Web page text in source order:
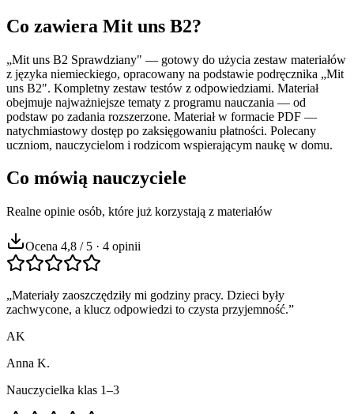
Co zawiera Mit uns B2?
„Mit uns B2 Sprawdziany" — gotowy do użycia zestaw materiałów
z języka niemieckiego, opracowany na podstawie podręcznika „Mit
uns B2". Kompletny zestaw testów z odpowiedziami. Materiał
obejmuje najważniejsze tematy z programu nauczania — od
podstaw po zadania rozszerzone. Materiał w formacie PDF —
natychmiastowy dostęp po zaksięgowaniu płatności. Polecany
uczniom, nauczycielom i rodzicom wspierającym naukę w domu.
Co mówią nauczyciele
Realne opinie osób, które już korzystają z materiałów
Ocena 4,8 / 5 · 4 opinii
„Materiały zaoszczędziły mi godziny pracy. Dzieci były
zachwycone, a klucz odpowiedzi to czysta przyjemność.”
AK
Anna K.
Nauczycielka klas 1–3